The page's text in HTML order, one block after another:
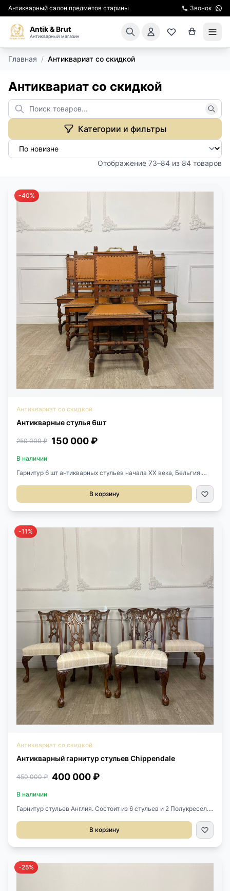
Антикварный салон предметов старины Звонок
Antik & Brut
Антикварный магазин
АРЕНДА МЕБЕЛИ
ПОДАРКИ
КИНОСЪЕМКА
РЕСТАВРАЦИЯ
КУРСЫ ПО РЕСТАВРАЦИИ
ДОСТАВКА И ОПЛАТА
Главная / Антиквариат со скидкой
Антиквариат со скидкой
Категории и фильтры
Отображение 73–84 из 84 товаров
-40%
Антиквариат со скидкой
Антикварные стулья 6шт
250 000 ₽ 150 000 ₽
В наличии
Гарнитур 6 шт антикварных стульев начала XX века, Бельгия.
ручки. Размер 47х44х95h см. Продаются комплектом.
В корзину
-11%
Антиквариат со скидкой
Антикварный гарнитур стульев Chippendale
450 000 ₽ 400 000 ₽
В наличии
Гарнитур стульев Англия. Состоит из 6 стульев и 2 Полукресел.
тканью. Размер кресла 62х52х105h см. Размер стула 57х47х95h
см.
В корзину
-25%